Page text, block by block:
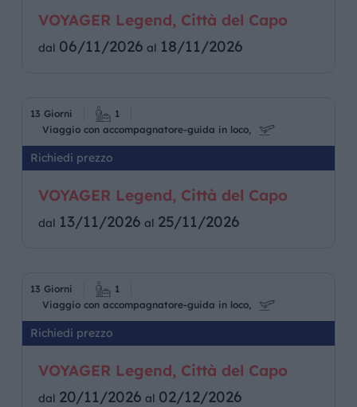
VOYAGER Legend, Città del Capo
dal 06/11/2026 al 18/11/2026
13 Giorni
1
Viaggio con accompagnatore-guida in loco,
Richiedi prezzo
VOYAGER Legend, Città del Capo
dal 13/11/2026 al 25/11/2026
13 Giorni
1
Viaggio con accompagnatore-guida in loco,
Richiedi prezzo
VOYAGER Legend, Città del Capo
dal 20/11/2026 al 02/12/2026